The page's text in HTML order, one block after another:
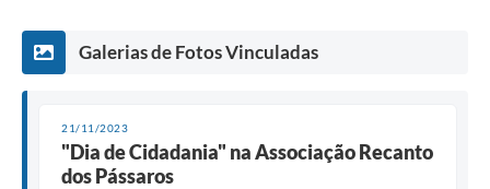
Galerias de Fotos Vinculadas
21/11/2023
"Dia de Cidadania" na Associação Recanto
dos Pássaros